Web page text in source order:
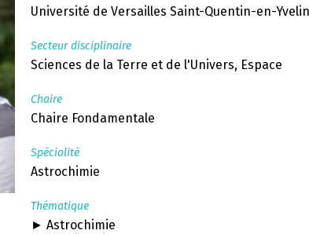
Université de Versailles Saint-Quentin-en-
Secteur disciplinaire
Sciences de la Terre et de l'Univers, Espace
Chaire
Chaire Fondamentale
Spécialité
Astrochimie
Thématique
► Astrochimie